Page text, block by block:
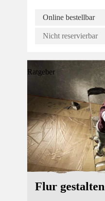
Online bestellbar
Nicht reservierbar
Ratgeber
Flur gestalten